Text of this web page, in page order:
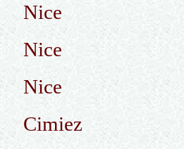
Nice
Nice
Nice
Cimiez